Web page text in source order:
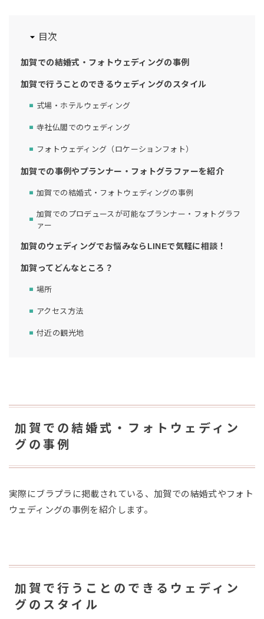
目次
加賀での結婚式・フォトウェディングの事例
加賀で行うことのできるウェディングのスタイル
式場・ホテルウェディング
寺社仏閣でのウェディング
フォトウェディング（ロケーションフォト）
加賀での事例やプランナー・フォトグラファーを紹介
加賀での結婚式・フォトウェディングの事例
加賀でのプロデュースが可能なプランナー・フォトグラフ
ァー
加賀のウェディングでお悩みならLINEで気軽に相談！
加賀ってどんなところ？
場所
アクセス方法
付近の観光地
加賀での結婚式・フォトウェディン
グの事例
実際にブラプラに掲載されている、加賀での結婚式やフォト
ウェディングの事例を紹介します。
加賀で行うことのできるウェディン
グのスタイル